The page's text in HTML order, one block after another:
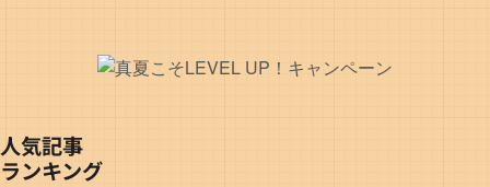
人気記事
ランキング